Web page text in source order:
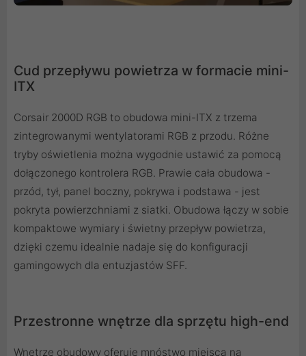
Cud przepływu powietrza w formacie mini-
ITX
Corsair 2000D RGB to obudowa mini-ITX z trzema
zintegrowanymi wentylatorami RGB z przodu. Różne
tryby oświetlenia można wygodnie ustawić za pomocą
dołączonego kontrolera RGB. Prawie cała obudowa -
przód, tył, panel boczny, pokrywa i podstawa - jest
pokryta powierzchniami z siatki. Obudowa łączy w sobie
kompaktowe wymiary i świetny przepływ powietrza,
dzięki czemu idealnie nadaje się do konfiguracji
gamingowych dla entuzjastów SFF.
Przestronne wnętrze dla sprzętu high-end
Wnętrze obudowy oferuje mnóstwo miejsca na